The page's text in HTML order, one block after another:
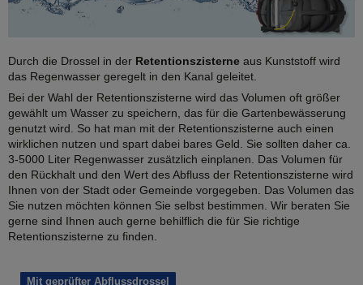
Ø Anschluss der Zisterne.
Durch die Drossel in der Retentionszisterne aus Kunststoff wird
das Regenwasser geregelt in den Kanal geleitet.
Bei der Wahl der Retentionszisterne wird das Volumen oft größer
gewählt um Wasser zu speichern, das für die Gartenbewässerung
genutzt wird. So hat man mit der Retentionszisterne auch einen
wirklichen nutzen und spart dabei bares Geld. Sie sollten daher ca.
3-5000 Liter Regenwasser zusätzlich einplanen. Das Volumen für
den Rückhalt und den Wert des Abfluss der Retentionszisterne wird
Ihnen von der Stadt oder Gemeinde vorgegeben. Das Volumen das
Sie nutzen möchten können Sie selbst bestimmen. Wir beraten Sie
gerne sind Ihnen auch gerne behilflich die für Sie richtige
Retentionszisterne zu finden.
Mit geprüfter Abflussdrossel